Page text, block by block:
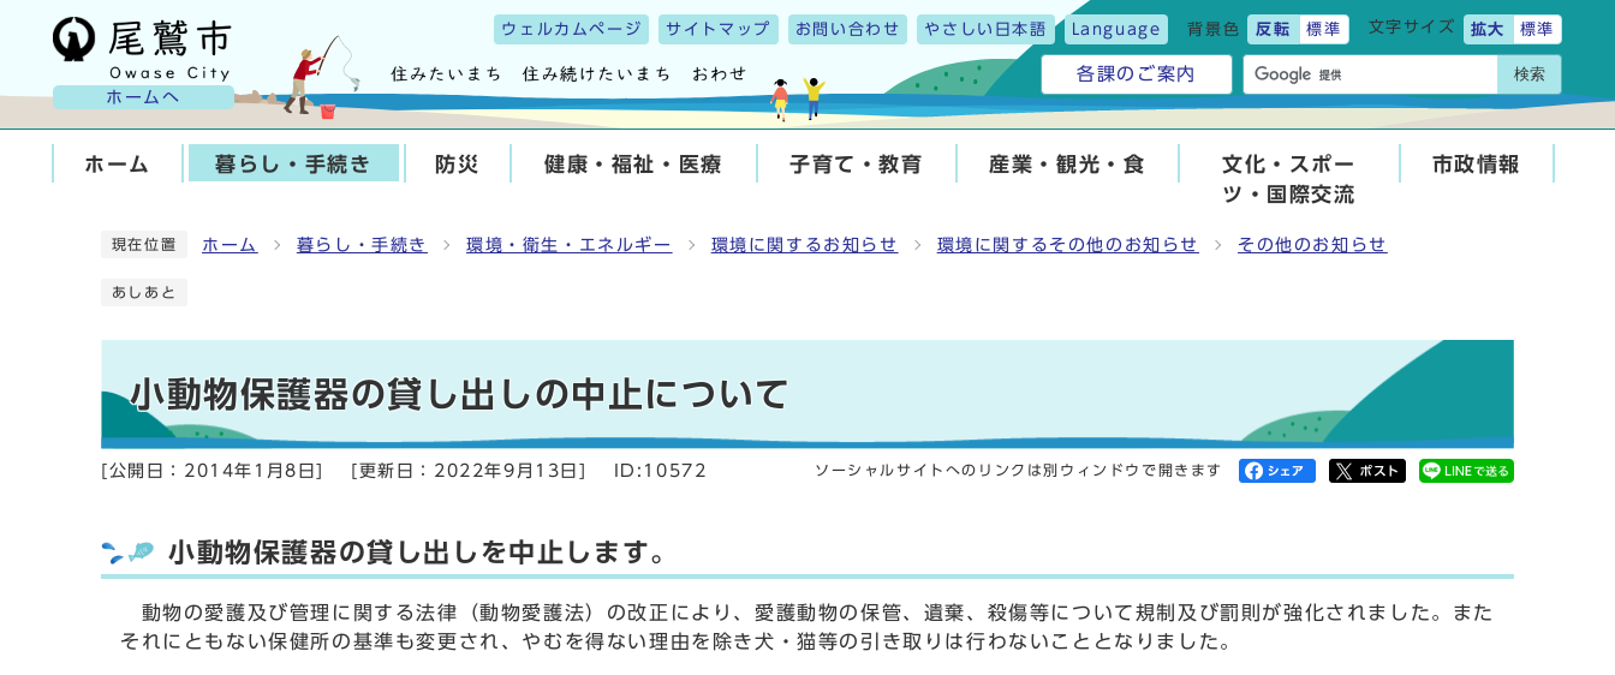
ホームへ
ウェルカムページ サイトマップ お問い合わせ やさしい日本語 Language 背景色 反転 標準 文字サイズ 拡大 標準
各課のご案内 検索
ホーム 暮らし・手続き 防災 健康・福祉・医療 子育て・教育 産業・観光・食
文化・スポー
ツ・国際交流
市政情報
現在位置 ホーム 暮らし・手続き 環境・衛生・エネルギー 環境に関するお知らせ 環境に関するその他のお知らせ その他のお知らせ
あしあと
小動物保護器の貸し出しの中止について
[公開日： 2014年1月8日 [更新日： 2022年9月13日 ID:10572 ソーシャルサイトへのリンクは別ウィンドウで開きます
小動物保護器の貸し出しを中止します。
動物の愛護及び管理に関する法律（動物愛護法）の改正により、愛護動物の保管、遺棄、殺傷等について規制及び罰則が強化されました。また
それにともない保健所の基準も変更され、やむを得ない理由を除き犬・猫等の引き取りは行わないこととなりました。